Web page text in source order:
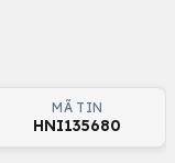
MÃ TIN
HNI135680